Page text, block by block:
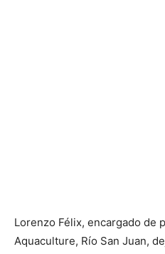
Lorenzo Félix, encargado de
Aquaculture, Río San Juan,